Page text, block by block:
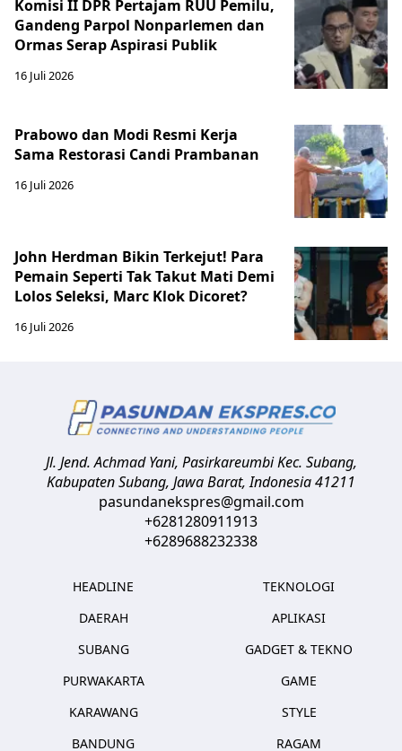
Komisi II DPR Pertajam RUU Pemilu,
Gandeng Parpol Nonparlemen dan
Ormas Serap Aspirasi Publik
16 Juli 2026
Prabowo dan Modi Resmi Kerja
Sama Restorasi Candi Prambanan
16 Juli 2026
John Herdman Bikin Terkejut! Para
Pemain Seperti Tak Takut Mati Demi
Lolos Seleksi, Marc Klok Dicoret?
16 Juli 2026
Jl. Jend. Achmad Yani, Pasirkareumbi Kec. Subang,
Kabupaten Subang, Jawa Barat,Indonesia41211
pasundanekspres@gmail.com
+6281280911913
+6289688232338
HEADLINE
DAERAH
SUBANG
PURWAKARTA
KARAWANG
BANDUNG
TEKNOLOGI
APLIKASI
GADGET & TEKNO
GAME
STYLE
RAGAM